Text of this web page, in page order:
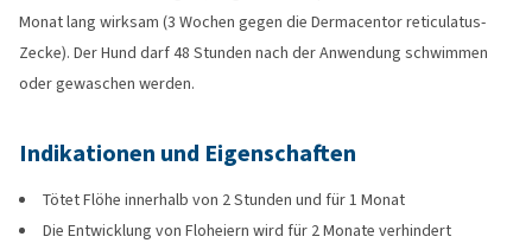
Monat lang wirksam (3 Wochen gegen die Dermacentor reticulatus-
Zecke). Der Hund darf 48 Stunden nach der Anwendung schwimmen
oder gewaschen werden.
Indikationen und Eigenschaften
Tötet Flöhe innerhalb von 2 Stunden und für 1 Monat
Die Entwicklung von Floheiern wird für 2 Monate verhindert